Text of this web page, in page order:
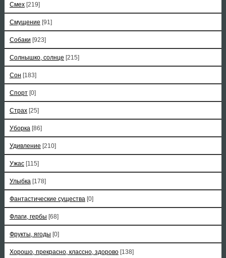
Смех [219]
Смущение [91]
Собаки [923]
Солнышко, солнце [215]
Сон [183]
Спорт [0]
Страх [25]
Уборка [86]
Удивление [210]
Ужас [115]
Улыбка [178]
Фантастические существа [0]
Флаги, гербы [68]
Фрукты, ягоды [0]
Хорошо, прекрасно, классно, здорово [138]